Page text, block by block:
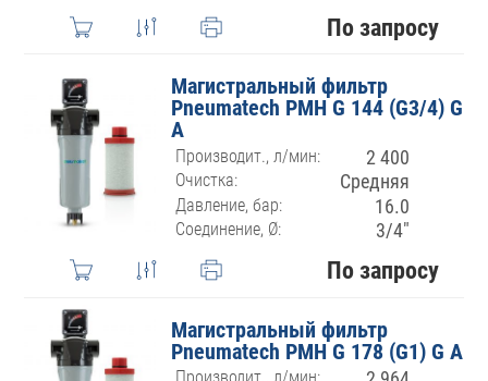
По запросу
Магистральный фильтр
Pneumatech PMH G 144 (G3/4) G
A
Производит., л/мин: 2 400
Очистка: Средняя
Давление, бар: 16.0
Соединение, Ø: 3/4″
По запросу
Магистральный фильтр
Pneumatech PMH G 178 (G1) G A